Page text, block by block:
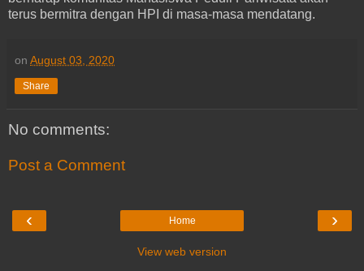
terus bermitra dengan HPI di masa-masa mendatang.
on August 03, 2020
Share
No comments:
Post a Comment
‹ ›
Home
View web version